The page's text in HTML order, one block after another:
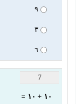
٩
٣
٦
7
١٠ + ١٠ =